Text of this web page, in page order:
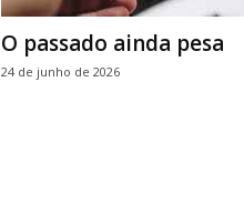
O passado ainda pesa
24 de junho de 2026